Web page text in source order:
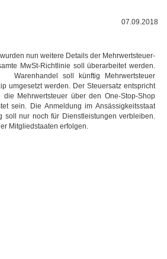
07.09.2018
nun weitere Details der Mehrwertsteuer-
MwSt-Richtlinie soll überarbeitet werden.
Warenhandel soll künftig Mehrwertsteuer
umgesetzt werden. Der Steuersatz entspricht
Mehrwertsteuer über den One-Stop-Shop
sein. Die Anmeldung im Ansässigkeitsstaat
soll nur noch für Dienstleistungen verbleiben.
Mitgliedstaaten erfolgen.